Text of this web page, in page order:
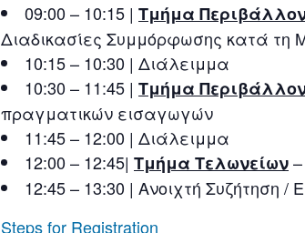
09:00 – 10:15 | Τμήμα
Διαδικασίες Συμμόρφωσης κατά τη
10:15 – 10:30 | Διάλειμμα
10:30 – 11:45 | Τμήμα
πραγματικών εισαγωγών
11:45 – 12:00 | Διάλειμμα
12:00 – 12:45| Τμήμα Τελωνείων
12:45 – 13:30 | Ανοιχτή Συζήτηση /
Steps for Registration